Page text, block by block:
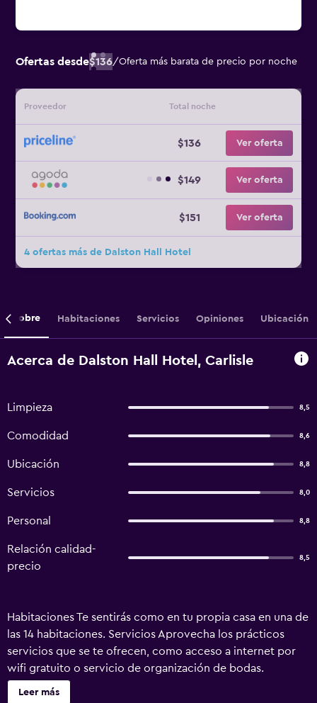
Ofertas desde$136/Oferta más barata de precio por noche
Proveedor Total noche
$136 Ver oferta
$149 Ver oferta
$151 Ver oferta
4 ofertas más de Dalston Hall Hotel
Sobre Habitaciones Servicios Opiniones Ubicación
Acerca de Dalston Hall Hotel, Carlisle
Limpieza 8,5
Comodidad 8,6
Ubicación 8,8
Servicios 8,0
Personal 8,8
Relación calidad-
precio
8,5
Habitaciones Te sentirás como en tu propia casa en una de
las 14 habitaciones. Servicios Aprovecha los prácticos
servicios que se te ofrecen, como acceso a internet por
wifi gratuito o servicio de organización de bodas.
Ubicación del establecimiento Con una conveniente
Leer más